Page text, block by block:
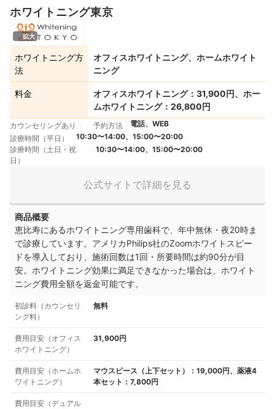
ホワイトニング東京
拡大
ホワイトニング方
法
オフィスホワイトニング、ホームホワイト
ニング
料金
オフィスホワイトニング：31,900円、ホー
ムホワイトニング：26,800円
カウンセリングあり 予約方法
電話、WEB
診療時間（平日）
10:30〜14:00、15:00〜20:00
診療時間（土日・祝
日）
10:30〜14:00、15:00〜20:00
公式サイトで詳細を見る
商品概要
恵比寿にあるホワイトニング専用歯科で、年中無休・夜20時ま
で診療しています。アメリカPhilips社のZoomホワイトスピー
ドを導入しており、施術回数は1回・所要時間は約90分が目
安。ホワイトニング効果に満足できなかった場合は、ホワイト
ニング費用全額を返金可能です。
初診料（カウンセリ
ング料）
無料
費用目安（オフィス
ホワイトニング）
31,900円
費用目安（ホームホ
ワイトニング）
マウスピース（上下セット）：19,000円、薬液4
本セット：7,800円
費用目安（デュアル